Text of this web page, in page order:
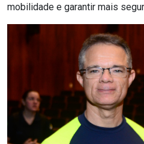
mobilidade e garantir mais